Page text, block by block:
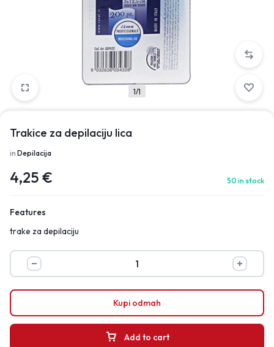
1/1
Trakice za depilaciju lica
in Depilacija
4,25 € 50 in stock
Features
trake za depilaciju
Add to cart
Kupi odmah